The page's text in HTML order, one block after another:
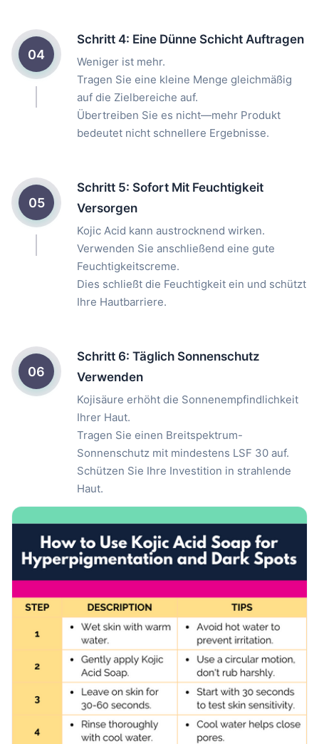
04
Schritt 4: Eine Dünne Schicht Auftragen
Weniger ist mehr.
Tragen Sie eine kleine Menge gleichmäßig
auf die Zielbereiche auf.
Übertreiben Sie es nicht—mehr Produkt
bedeutet nicht schnellere Ergebnisse.
05
Schritt 5: Sofort Mit Feuchtigkeit
Versorgen
Kojic Acid kann austrocknend wirken.
Verwenden Sie anschließend eine gute
Feuchtigkeitscreme.
Dies schließt die Feuchtigkeit ein und schützt
Ihre Hautbarriere.
06
Schritt 6: Täglich Sonnenschutz
Verwenden
Kojisäure erhöht die Sonnenempfindlichkeit
Ihrer Haut.
Tragen Sie einen Breitspektrum-
Sonnenschutz mit mindestens LSF 30 auf.
Schützen Sie Ihre Investition in strahlende
Haut.